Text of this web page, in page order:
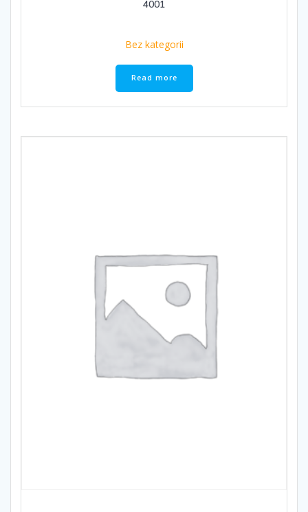
4001
Bez kategorii
Read more